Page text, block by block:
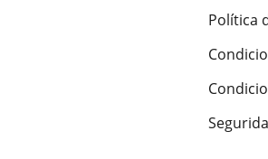
Política